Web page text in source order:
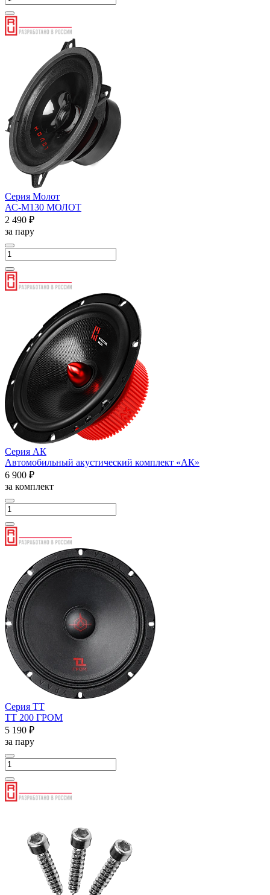
Серия Молот
АС-М130 МОЛОТ
2 490 ₽
за пару
Серия АК
Автомобильный акустический комплект «АК»
6 900 ₽
за комплект
Серия ТТ
ТТ 200 ГРОМ
5 190 ₽
за пару